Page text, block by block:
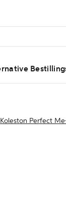
Koleston Perfect